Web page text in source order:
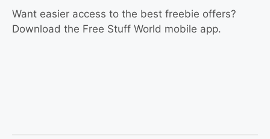
Want easier access to the best freebie offers?
Download the Free Stuff World mobile app.